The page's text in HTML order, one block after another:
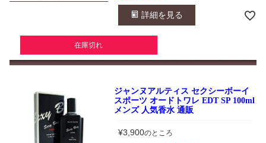
詳細を見る
在庫切れ
ジャンヌアルティス セクシーボーイ
スポーツ オードトワレ EDT SP 100ml
メンズ 人気香水 通販
¥3,900のところ